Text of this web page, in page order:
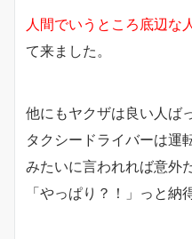
人間でいうところ底辺な人
て来ました。
他にもヤクザは良い人ば
タクシードライバーは運
みたいに言われれば意外
「やっぱり？！」っと納